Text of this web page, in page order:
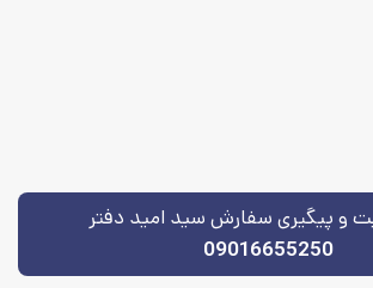
و پیگیری سفارش سید امید دفتر
09016655250